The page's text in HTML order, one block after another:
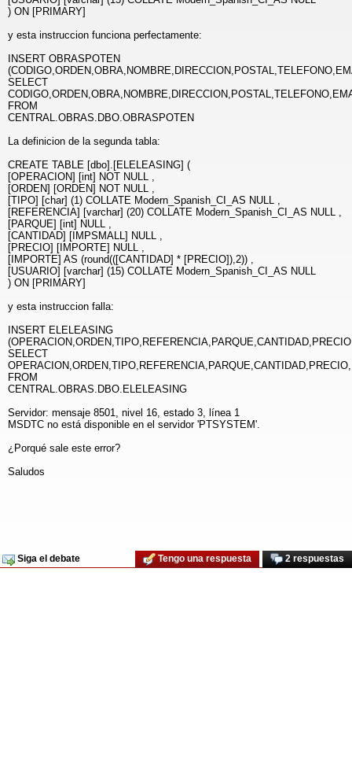
) ON [PRIMARY]
y esta instruccion funciona perfectamente:
INSERT OBRASPOTEN
SELECT
FROM
CENTRAL.OBRAS.DBO.OBRASPOTEN
La definicion de la segunda tabla:
CREATE TABLE [dbo].[ELELEASING] (
[OPERACION] [int] NOT NULL ,
[ORDEN] [ORDEN] NOT NULL ,
[TIPO] [char] (1) COLLATE Modern_Spanish_CI_AS NULL ,
[REFERENCIA] [varchar] (20) COLLATE Modern_Spanish_CI_AS NULL ,
[PARQUE] [int] NULL ,
[CANTIDAD] [IMPSMALL] NULL ,
[PRECIO] [IMPORTE] NULL ,
[IMPORTE] AS (round(([CANTIDAD] * [PRECIO]),2)) ,
[USUARIO] [varchar] (15) COLLATE Modern_Spanish_CI_AS NULL
) ON [PRIMARY]
y esta instruccion falla:
INSERT ELELEASING
SELECT
FROM
CENTRAL.OBRAS.DBO.ELELEASING
Servidor: mensaje 8501, nivel 16, estado 3, línea 1
MSDTC no está disponible en el servidor 'PTSYSTEM'.
¿Porqué sale este error?
Saludos
Siga el debate 2 respuestas
Tengo una respuesta